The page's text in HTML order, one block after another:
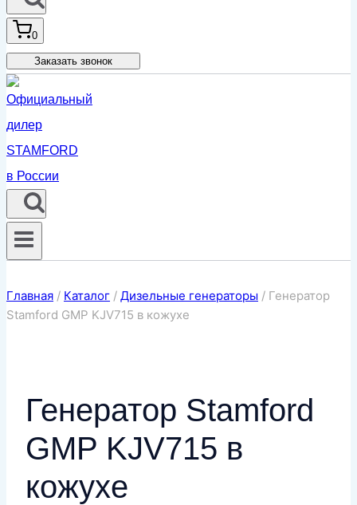
0
Заказать звонок
Главная / Каталог / Дизельные генераторы / Генератор
Stamford GMP KJV715 в кожухе
Генератор Stamford
GMP KJV715 в
кожухе